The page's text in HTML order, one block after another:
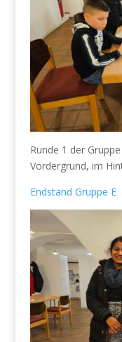
Runde 1 der
Vordergrund, im
Endstand Gruppe E